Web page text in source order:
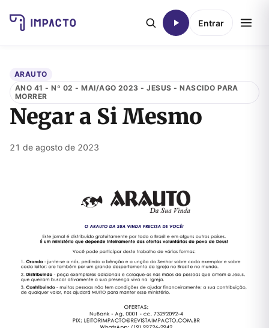
Entrar
ARAUTO
ANO 41 - Nº 02 - MAI/AGO 2023 - JESUS - NASCIDO PARA
MORRER
Negar a Si Mesmo
21 de agosto de 2023